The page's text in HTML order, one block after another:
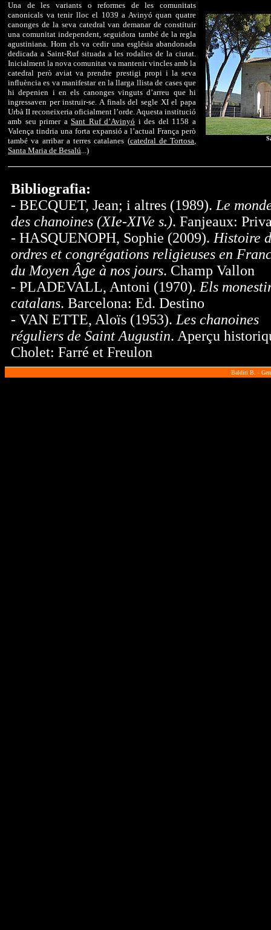
Una de les variants o reformes de les comunitats
canonicals va tenir lloc el 1039 a Avinyó quan quatre
canonges de la seva catedral van demanar de constituir
una comunitat independent, seguidora també de la regla
agustiniana. Hom els va cedir una església abandonada
dedicada a Saint-Ruf situada a les rodalies de la ciutat.
Inicialment la nova comunitat va mantenir vincles amb la
catedral però aviat va prendre prestigi propi i la seva
influència es va manifestar en la llarga llista de cases que
hi depenien i en els canonges vinguts d’arreu que hi
ingressaven per instruir-se. A finals del segle XI el papa
Urbà II reconeixeria oficialment l’orde. Aquesta institució
amb seu primer aSant Ruf d’Avinyó i des del 1158 a
Valença tindria una forta expansió a l’actual França però
també va arribar a terres catalanes (catedral de Tortosa,
Santa Maria de Besalú...)
Bibliografia:
- BECQUET, Jean; i altres (1989). Le
des chanoines (XIe-XIVe s.). Fanjeaux:
- HASQUENOPH, Sophie (2009). Histoire
ordres et congrégations religieuses en
du Moyen Âge à nos jours. Champ Vallon
- PLADEVALL, Antoni (1970). Els
catalans. Barcelona: Ed. Destino
- VAN ETTE, Aloïs (1953). Les chanoines
réguliers de Saint Augustin. Aperçu
Cholet: Farré et Freulon
Baldiri B. -